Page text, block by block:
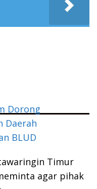
Dorong
Daerah
BLUD
Timur
agar pihak